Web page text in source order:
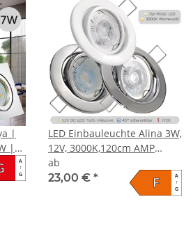
|
|
A
↑
G
LED Einbauleuchte Alina 3W,
12V, 3000K,120cm AMP
Kabel & Trafo
ab
23,00 € *
A
↑
G
F